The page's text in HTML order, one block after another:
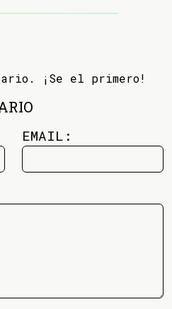
¡Se el primero!
EMAIL: